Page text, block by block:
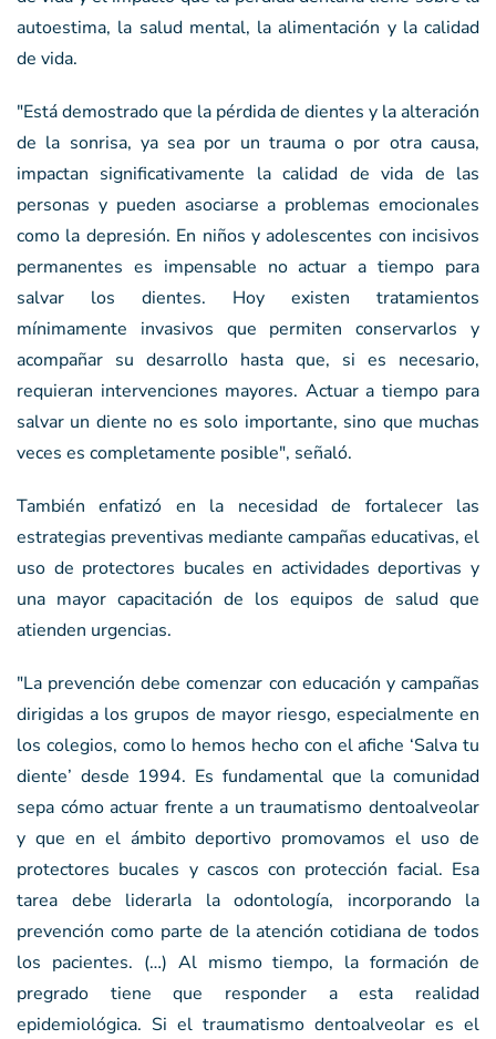
autoestima, la salud mental, la alimentación y la calidad
de vida.
"Está demostrado que la pérdida de dientes y la alteración
de la sonrisa, ya sea por un trauma o por otra causa,
impactan significativamente la calidad de vida de las
personas y pueden asociarse a problemas emocionales
como la depresión. En niños y adolescentes con incisivos
permanentes es impensable no actuar a tiempo para
salvar los dientes. Hoy existen tratamientos
mínimamente invasivos que permiten conservarlos y
acompañar su desarrollo hasta que, si es necesario,
requieran intervenciones mayores. Actuar a tiempo para
salvar un diente no es solo importante, sino que muchas
veces es completamente posible", señaló.
También enfatizó en la necesidad de fortalecer las
estrategias preventivas mediante campañas educativas, el
uso de protectores bucales en actividades deportivas y
una mayor capacitación de los equipos de salud que
atienden urgencias.
"La prevención debe comenzar con educación y campañas
dirigidas a los grupos de mayor riesgo, especialmente en
los colegios, como lo hemos hecho con el afiche ‘Salva tu
diente’ desde 1994. Es fundamental que la comunidad
sepa cómo actuar frente a un traumatismo dentoalveolar
y que en el ámbito deportivo promovamos el uso de
protectores bucales y cascos con protección facial. Esa
tarea debe liderarla la odontología, incorporando la
prevención como parte de la atención cotidiana de todos
los pacientes. (…) Al mismo tiempo, la formación de
pregrado tiene que responder a esta realidad
epidemiológica. Si el traumatismo dentoalveolar es el